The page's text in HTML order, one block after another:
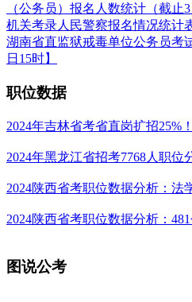
（公务员）报名人数统计（截止3
机关考录人民警察报名情况统计
湖南省直监狱戒毒单位公务员考
日15时】
职位数据
2024年吉林省考省直岗扩招25%
2024年黑龙江省招考7768人职位
2024陕西省考职位数据分析：法
2024陕西省考职位数据分析：
图说公考